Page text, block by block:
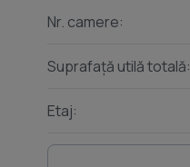
Nr. camere:
Suprafață utilă totală:
Etaj: